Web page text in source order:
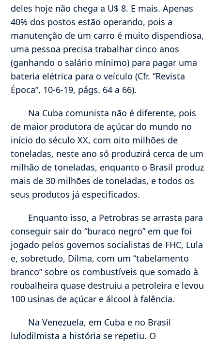
deles hoje não chega a U$ 8. E mais. Apenas
40% dos postos estão operando, pois a
manutenção de um carro é muito dispendiosa,
uma pessoa precisa trabalhar cinco anos
(ganhando o salário mínimo) para pagar uma
bateria elétrica para o veículo (Cfr. “Revista
Época”, 10-6-19, págs. 64 a 66).
Na Cuba comunista não é diferente, pois
de maior produtora de açúcar do mundo no
início do século XX, com oito milhões de
toneladas, neste ano só produzirá cerca de um
milhão de toneladas, enquanto o Brasil produz
mais de 30 milhões de toneladas, e todos os
seus produtos já especificados.
Enquanto isso, a Petrobras se arrasta para
conseguir sair do “buraco negro” em que foi
jogado pelos governos socialistas de FHC, Lula
e, sobretudo, Dilma, com um “tabelamento
branco” sobre os combustíveis que somado à
roubalheira quase destruiu a petroleira e levou
100 usinas de açúcar e álcool à falência.
Na Venezuela, em Cuba e no Brasil
lulodilmista a história se repetiu. O